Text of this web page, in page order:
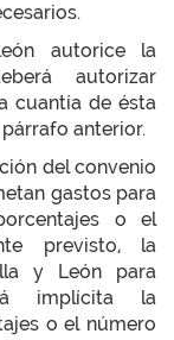
autorice la
autorizar
cuantía de ésta
anterior.
del convenio
gastos para
o el
previsto, la
y León para
implícita la
o el número